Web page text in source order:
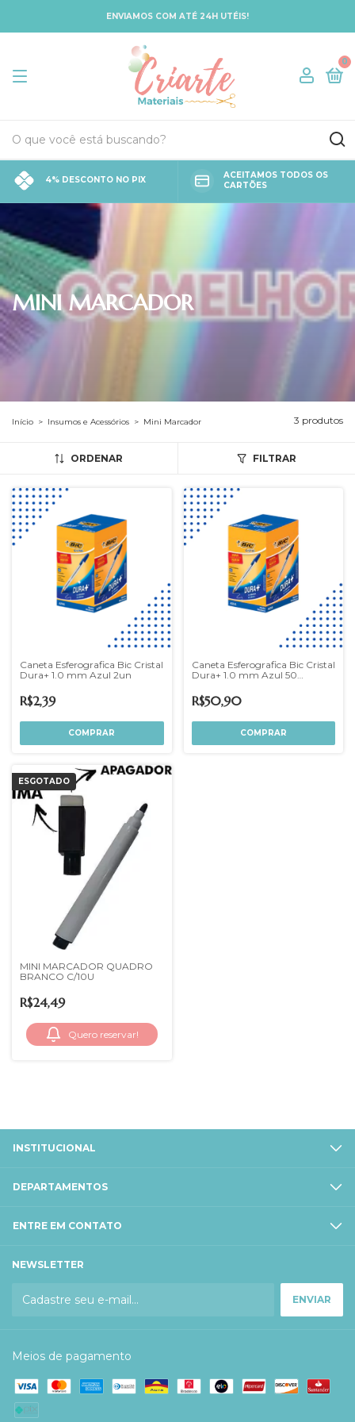
ENVIAMOS COM ATÉ 24H UTÉIS!
0
4% DESCONTO NO PIX
ACEITAMOS TODOS OS
CARTÕES
MINI MARCADOR
Início > Insumos e Acessórios > Mini Marcador 3 produtos
ORDENAR FILTRAR
Caneta Esferografica Bic Cristal
Dura+ 1.0 mm Azul 2un
R$2,39
Caneta Esferografica Bic Cristal
Dura+ 1.0 mm Azul 50
R$50,90
ESGOTADO
MINI MARCADOR QUADRO
BRANCO C/10U
R$24,49
Quero reservar!
INSTITUCIONAL
DEPARTAMENTOS
ENTRE EM CONTATO
NEWSLETTER
Meios de pagamento